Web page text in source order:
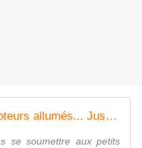
Clim' dans les magasins, moteurs allumés... Jusqu'où punir les mauvais comportements écologiques ?
se soumettre aux petits